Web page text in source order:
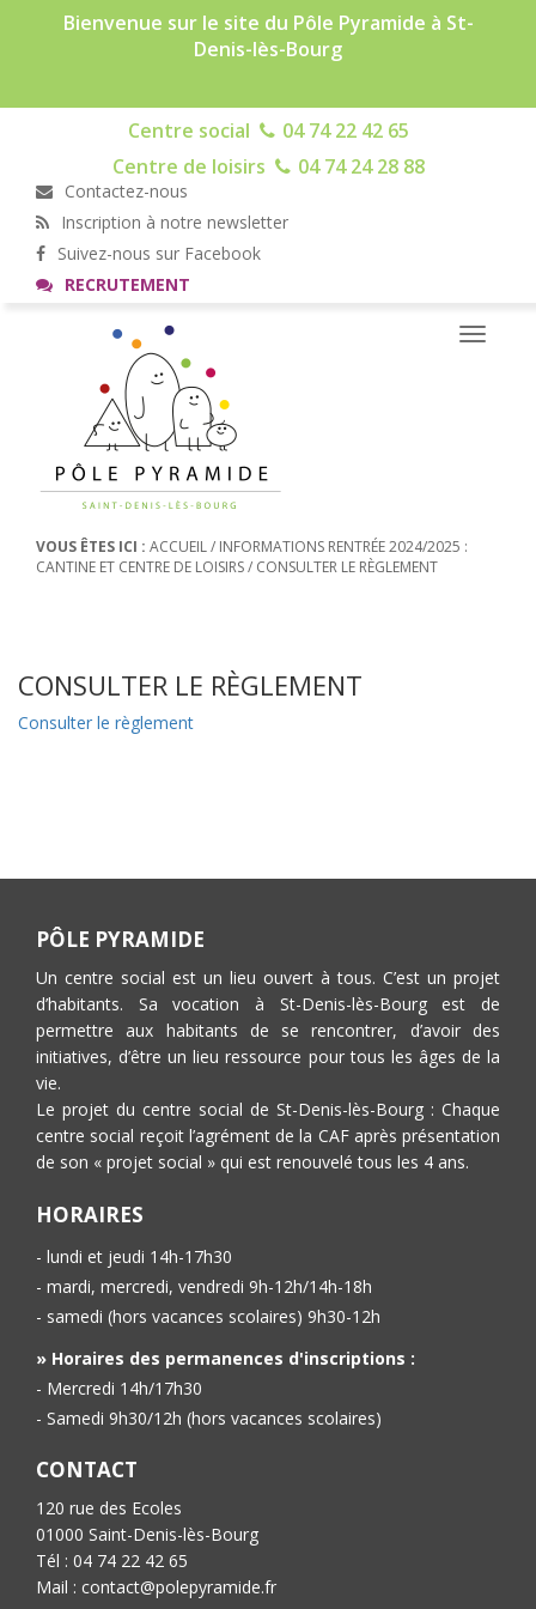
Bienvenue sur le site du Pôle Pyramide à St-
Denis-lès-Bourg
Centre social
04 74 22 42 65
Centre de loisirs
04 74 24 28 88
Contactez-nous
Inscription à notre newsletter
Suivez-nous sur Facebook
RECRUTEMENT
Toggle
VOUS ÊTES ICI : ACCUEIL/ INFORMATIONS RENTRÉE 2024/2025 :
CANTINE ET CENTRE DE LOISIRS/ CONSULTER LE RÈGLEMENT
CONSULTER LE RÈGLEMENT
Consulter le règlement
PÔLE PYRAMIDE
Un centre social est un lieu ouvert à tous. C’est un projet
d’habitants. Sa vocation à St-Denis-lès-Bourg est de
permettre aux habitants de se rencontrer, d’avoir des
initiatives, d’être un lieu ressource pour tous les âges de la
vie.
Le projet du centre social de St-Denis-lès-Bourg : Chaque
centre social reçoit l’agrément de la CAF après présentation
de son « projet social » qui est renouvelé tous les 4 ans.
HORAIRES
- lundi et jeudi 14h-17h30
- mardi, mercredi, vendredi 9h-12h/14h-18h
- samedi (hors vacances scolaires) 9h30-12h
» Horaires des permanences d'inscriptions :
- Mercredi 14h/17h30
- Samedi 9h30/12h (hors vacances scolaires)
CONTACT
120 rue des Ecoles
01000 Saint-Denis-lès-Bourg
Tél : 04 74 22 42 65
Mail : contact@polepyramide.fr